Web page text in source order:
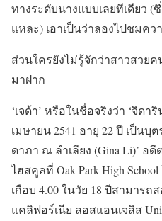
ทางระดับนางแบบเลยทีเดียว (
แหละ) เอาเป็นว่าลองไปชมค
ส่วนใครยังไม่รู้จักว่าสาวสวย
มาฝาก
‘เจด้า’ หรือในชื่อจริงว่า ‘จิดา
เมษายน 2541 อายุ 22 ปี เป็นบุต
ดาภา ณ ลำเลียง (Gina Li)’ อ
ไฮสคูลที่ Oak Park High
เกือบ 4.00 ในวัย 18 ปีสามารถ
แคลิฟอร์เนีย ลอสแอนเจลิส